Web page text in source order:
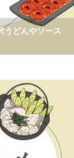
うどんやソース